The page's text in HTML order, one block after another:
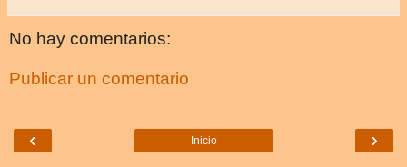
No hay comentarios:
Publicar un comentario
‹ ›
Inicio